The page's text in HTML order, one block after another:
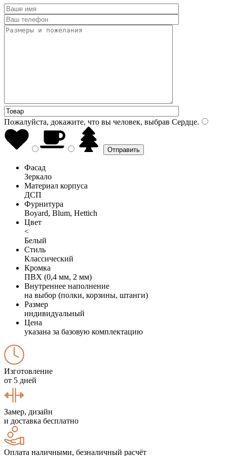
Пожалуйста, докажите, что вы человек, выбрав Сердце.
Фасад
Зеркало
Материал корпуса
ДСП
Фурнитура
Boyard, Blum, Hettich
Цвет
<
Белый
Стиль
Классический
Кромка
ПВХ (0,4 мм, 2 мм)
Внутреннее наполнение
на выбор (полки, корзины, штанги)
Размер
индивидуальный
Цена
указана за базовую комплектацию
Изготовление
от 5 дней
Замер, дизайн
и доставка бесплатно
Оплата наличными, безналичный расчёт